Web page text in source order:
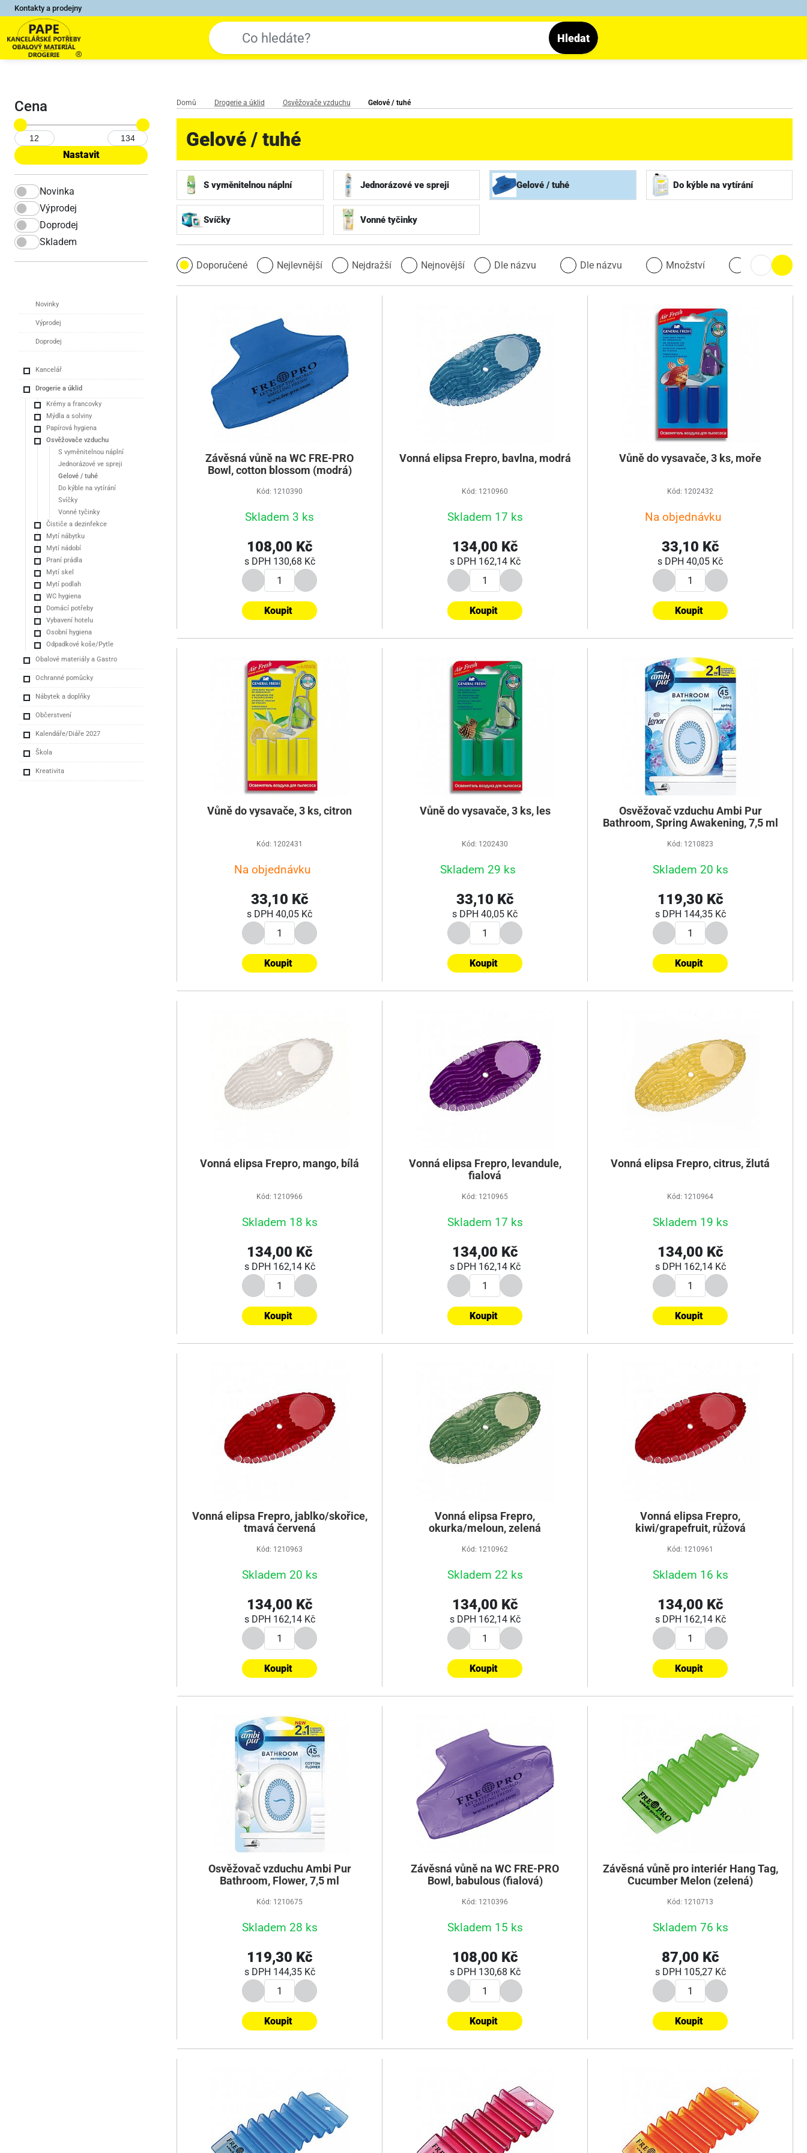
Kontakty a prodejny
Hledat
Cena
Novinka
Výprodej
Doprodej
Skladem
Novinky
Výprodej
Doprodej
Kancelář
Drogerie a úklid
Krémy a francovky
Mýdla a solviny
Papírová hygiena
Osvěžovače vzduchu
S vyměnitelnou náplní
Jednorázové ve spreji
Gelové / tuhé
Do kýble na vytírání
Svíčky
Vonné tyčinky
Čističe a dezinfekce
Mytí nábytku
Mytí nádobí
Praní prádla
Mytí skel
Mytí podlah
WC hygiena
Domácí potřeby
Vybavení hotelu
Osobní hygiena
Odpadkové koše/Pytle
Obalové materiály a Gastro
Ochranné pomůcky
Nábytek a doplňky
Občerstvení
Kalendáře/Diáře 2027
Škola
Kreativita
Domů Drogerie a úklid Osvěžovače vzduchu Gelové / tuhé
Gelové / tuhé
S vyměnitelnou náplní Jednorázové ve spreji Gelové / tuhé Do kýble na vytírání
Svíčky Vonné tyčinky
Doporučené Nejlevnější Nejdražší Nejnovější Dle názvu Dle názvu Množství Množství
Závěsná vůně na WC FRE-PRO
Bowl, cotton blossom (modrá)
Kód: 1210390
Skladem 3 ks
108,00 Kč
s DPH 130,68 Kč
Koupit
Vonná elipsa Frepro, bavlna, modrá
Kód: 1210960
Skladem 17 ks
134,00 Kč
s DPH 162,14 Kč
Koupit
Vůně do vysavače, 3 ks, moře
Kód: 1202432
Na objednávku
33,10 Kč
s DPH 40,05 Kč
Koupit
Vůně do vysavače, 3 ks, citron
Kód: 1202431
Na objednávku
33,10 Kč
s DPH 40,05 Kč
Koupit
Vůně do vysavače, 3 ks, les
Kód: 1202430
Skladem 29 ks
33,10 Kč
s DPH 40,05 Kč
Koupit
Osvěžovač vzduchu Ambi Pur
Bathroom, Spring Awakening, 7,5 ml
Kód: 1210823
Skladem 20 ks
119,30 Kč
s DPH 144,35 Kč
Koupit
Vonná elipsa Frepro, mango, bílá
Kód: 1210966
Skladem 18 ks
134,00 Kč
s DPH 162,14 Kč
Koupit
Vonná elipsa Frepro, levandule,
fialová
Kód: 1210965
Skladem 17 ks
134,00 Kč
s DPH 162,14 Kč
Koupit
Vonná elipsa Frepro, citrus, žlutá
Kód: 1210964
Skladem 19 ks
134,00 Kč
s DPH 162,14 Kč
Koupit
Vonná elipsa Frepro, jablko/skořice,
tmavá červená
Kód: 1210963
Skladem 20 ks
134,00 Kč
s DPH 162,14 Kč
Koupit
Vonná elipsa Frepro,
okurka/meloun, zelená
Kód: 1210962
Skladem 22 ks
134,00 Kč
s DPH 162,14 Kč
Koupit
Vonná elipsa Frepro,
kiwi/grapefruit, růžová
Kód: 1210961
Skladem 16 ks
134,00 Kč
s DPH 162,14 Kč
Koupit
Osvěžovač vzduchu Ambi Pur
Bathroom, Flower, 7,5 ml
Kód: 1210675
Skladem 28 ks
119,30 Kč
s DPH 144,35 Kč
Koupit
Závěsná vůně na WC FRE-PRO
Bowl, babulous (fialová)
Kód: 1210396
Skladem 15 ks
108,00 Kč
s DPH 130,68 Kč
Koupit
Závěsná vůně pro interiér Hang Tag,
Cucumber Melon (zelená)
Kód: 1210713
Skladem 76 ks
87,00 Kč
s DPH 105,27 Kč
Koupit